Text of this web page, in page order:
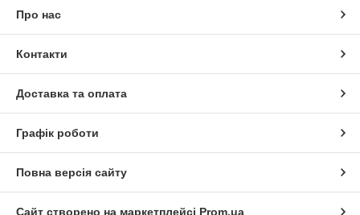
Про нас
Контакти
Доставка та оплата
Графік роботи
Повна версія сайту
Сайт створено на маркетплейсі Prom.ua